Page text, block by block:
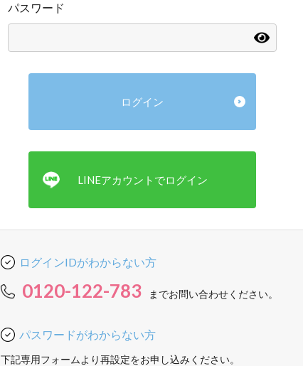
パスワード
ログインIDがわからない方
0120-122-783 までお問い合わせください。
パスワードがわからない方
下記専用フォームより再設定をお申し込みください。